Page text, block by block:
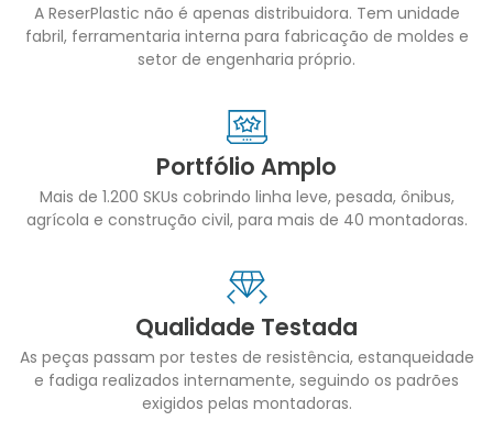
A ReserPlastic não é apenas distribuidora. Tem unidade
fabril, ferramentaria interna para fabricação de moldes e
setor de engenharia próprio.
Portfólio Amplo
Mais de 1.200 SKUs cobrindo linha leve, pesada, ônibus,
agrícola e construção civil, para mais de 40 montadoras.
Qualidade Testada
As peças passam por testes de resistência, estanqueidade
e fadiga realizados internamente, seguindo os padrões
exigidos pelas montadoras.